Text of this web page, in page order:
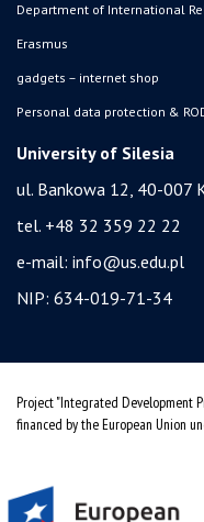
Department of International
Erasmus
gadgets – internet shop
Personal data protection &
University of Silesia
ul. Bankowa 12, 40-007
tel. +48 32 359 22 22
e-mail: info@us.edu.pl
NIP: 634-019-71-34
Project "Integrated Development
financed by the European Union